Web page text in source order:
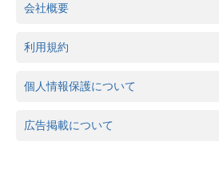
会社概要
利用規約
個人情報保護について
広告掲載について